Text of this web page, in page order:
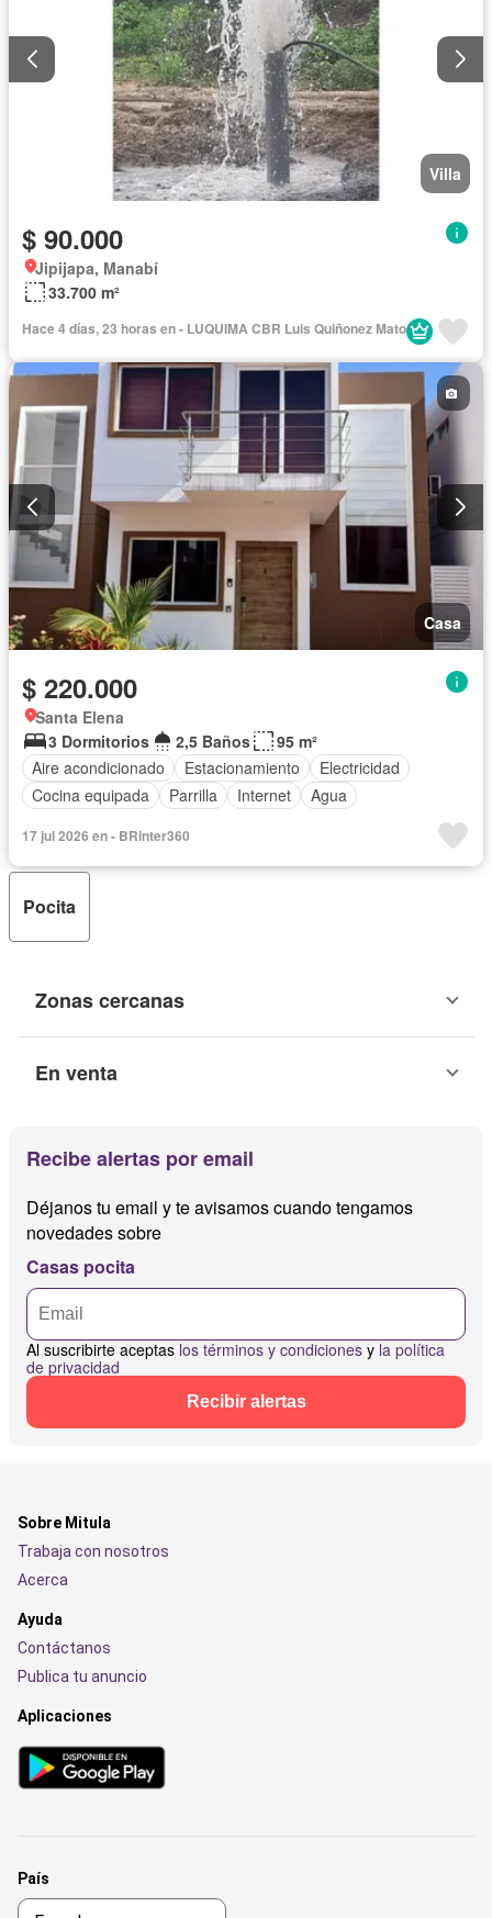
Villa
$ 90.000
Jipijapa, Manabí
33.700 m²
Hace 4 días, 23 horas en - LUQUIMA CBR Luis Quiñonez Mato
Casa
$ 220.000
Santa Elena
3 Dormitorios
2,5 Baños
95 m²
Aire acondicionado
Estacionamiento
Electricidad
Cocina equipada
Parrilla Internet Agua
17 jul 2026 en - BRinter360
Pocita
Zonas cercanas
En venta
Recibe alertas por email
Déjanos tu email y te avisamos cuando tengamos
novedades sobre
Casas pocita
Al suscribirte aceptas los términos y condiciones y la política
de privacidad
Recibir alertas
Sobre Mitula
Trabaja con nosotros
Acerca
Ayuda
Contáctanos
Publica tu anuncio
Aplicaciones
País